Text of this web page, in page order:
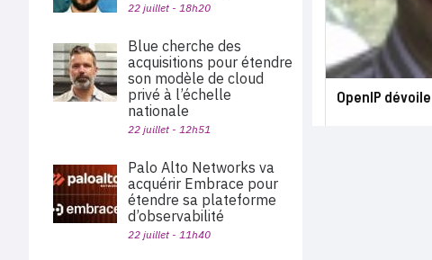
OpenIP
22 juillet - 18h20
Blue cherche des
acquisitions pour étendre
son modèle de cloud
privé à l’échelle
nationale
22 juillet - 12h51
Palo Alto Networks va
acquérir Embrace pour
étendre sa plateforme
d’observabilité
22 juillet - 11h40